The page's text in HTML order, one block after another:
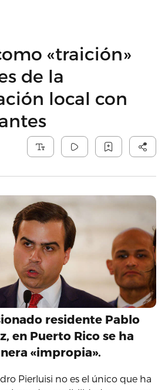
«traición»
de la
local con
residente Pablo
en Puerto Rico se ha
«impropia».
Pierluisi no es el único que ha